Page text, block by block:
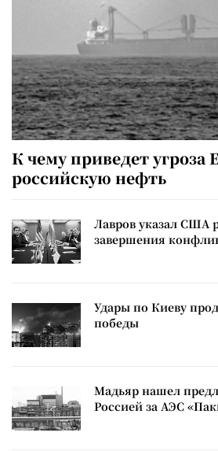
К чему приведет угроза
российскую нефть
Лавров указал США
завершения
Удары по Киеву
победы
Мадьяр нашел
Россией за АЭС